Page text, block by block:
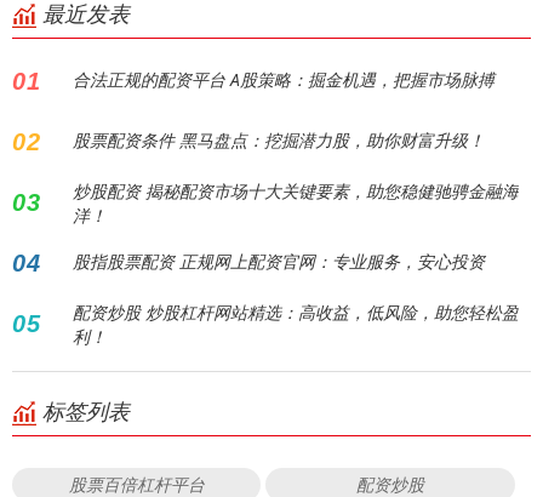
最近发表
01 合法正规的配资平台 A股策略：掘金机遇，把握市场脉搏
02 股票配资条件 黑马盘点：挖掘潜力股，助你财富升级！
03
炒股配资 揭秘配资市场十大关键要素，助您稳健驰骋金融海
洋！
04 股指股票配资 正规网上配资官网：专业服务，安心投资
05
配资炒股 炒股杠杆网站精选：高收益，低风险，助您轻松盈
利！
标签列表
股票百倍杠杆平台 配资炒股